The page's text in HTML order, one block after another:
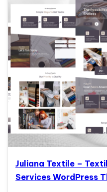
Juliana Textile –
Services WordPress